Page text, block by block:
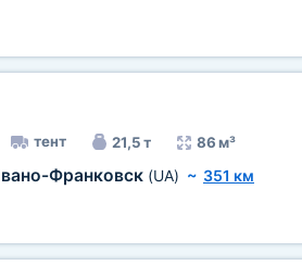
тент 21,5 т 86 м³
Франковск (UA) ~ 351 км